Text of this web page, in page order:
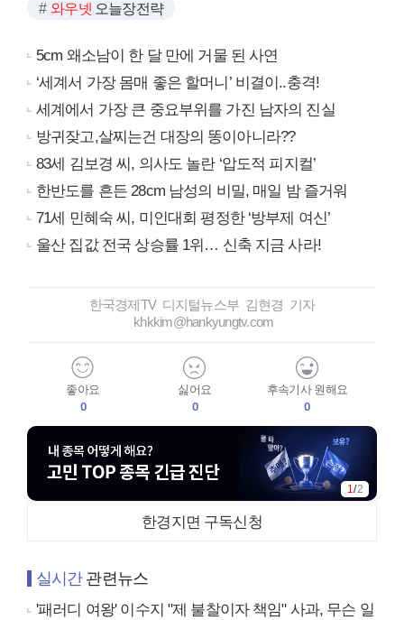
와우넷 오늘장전략
5cm 왜소남이 한 달 만에 거물 된 사연
‘세계서 가장 몸매 좋은 할머니’ 비결이..충격!
세계에서 가장 큰 중요부위를 가진 남자의 진실
방귀잦고,살찌는건 대장의 똥이아니라??
83세 김보경 씨, 의사도 놀란 ‘압도적 피지컬’
한반도를 흔든 28cm 남성의 비밀, 매일 밤 즐거워
71세 민혜숙 씨, 미인대회 평정한 ‘방부제 여신’
울산 집값 전국 상승률 1위… 신축 지금 사라!
한국경제TV 디지털뉴스부 김현경 기자
khkkim@hankyungtv.com
좋아요
0
싫어요
0
후속기사 원해요
0
1/2
한경지면 구독신청
실시간관련뉴스
'패러디 여왕' 이수지 "제 불찰이자 책임" 사과, 무슨 일